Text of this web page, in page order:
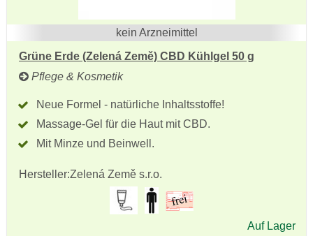
kein Arzneimittel
Grüne Erde (Zelená Země) CBD Kühlgel 50 g
Pflege & Kosmetik
Neue Formel - natürliche Inhaltsstoffe!
Massage-Gel für die Haut mit CBD.
Mit Minze und Beinwell.
Hersteller:Zelená Země s.r.o.
Auf Lager